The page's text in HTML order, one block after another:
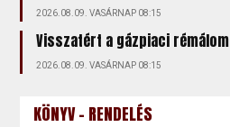
2026.08.09. VASÁRNAP 08:15
Visszatért a gázpiaci rémálom
2026.08.09. VASÁRNAP 08:15
KÖNYV - RENDELÉS